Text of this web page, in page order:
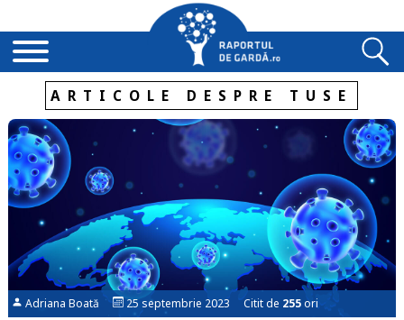
ARTICOLE DESPRE TUSE
Adriana Boată 25 septembrie 2023 Citit de 255ori